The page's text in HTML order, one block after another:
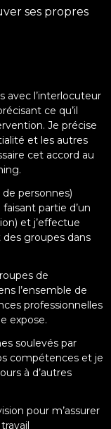
ses propres
avec l’interlocuteur
ce qu’il
Je précise
et les autres
cet accord au
personnes)
partie d’un
et j’effectue
groupes dans
de
l’ensemble de
professionnelles
expose.
soulevés par
compétences et je
à d’autres
pour m’assurer